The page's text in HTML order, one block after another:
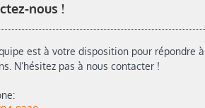
nous !
est à votre disposition pour répondre
N’hésitez pas à nous contacter !